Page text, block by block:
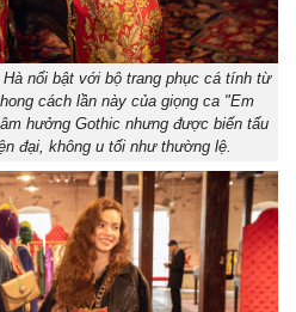
nổi bật với bộ trang phục cá tính từ
cách lần này của giọng ca "Em
hưởng Gothic nhưng được biến tấu
đại, không u tối như thường lệ.